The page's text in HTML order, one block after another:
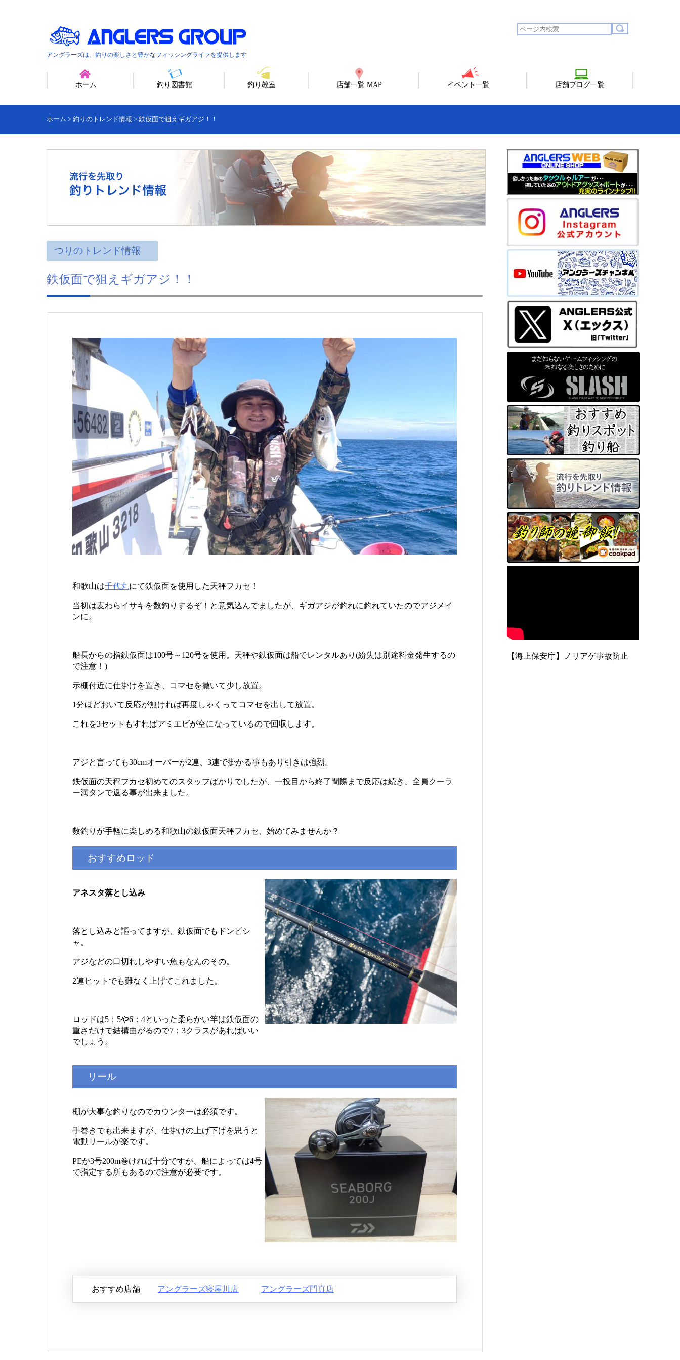
アングラーズは、釣りの楽しさと豊かなフィッシングライフを提供します
ホーム 釣り図書館 釣り教室 店舗一覧 MAP イベント一覧 店舗ブログ一覧
ホーム > 釣りのトレンド情報 > 鉄仮面で狙えギガアジ！！
つりのトレンド情報
鉄仮面で狙えギガアジ！！
和歌山は千代丸にて鉄仮面を使用した天秤フカセ！
当初は麦わらイサキを数釣りするぞ！と意気込んでましたが、ギガアジが釣れに釣れていたのでアジメイ
ンに。
船長からの指鉄仮面は100号～120号を使用。天秤や鉄仮面は船でレンタルあり(紛失は別途料金発生するの
で注意！)
示棚付近に仕掛けを置き、コマセを撒いて少し放置。
1分ほどおいて反応が無ければ再度しゃくってコマセを出して放置。
これを3セットもすればアミエビが空になっているので回収します。
アジと言っても30cmオーバーが2連、3連で掛かる事もあり引きは強烈。
鉄仮面の天秤フカセ初めてのスタッフばかりでしたが、一投目から終了間際まで反応は続き、全員クーラ
ー満タンで返る事が出来ました。
数釣りが手軽に楽しめる和歌山の鉄仮面天秤フカセ、始めてみませんか？
おすすめロッド
アネスタ落とし込み
落とし込みと謳ってますが、鉄仮面でもドンピシ
ャ。
アジなどの口切れしやすい魚もなんのその。
2連ヒットでも難なく上げてこれました。
ロッドは5：5や6：4といった柔らかい竿は鉄仮面の
重さだけで結構曲がるので7：3クラスがあればいい
でしょう。
リール
棚が大事な釣りなのでカウンターは必須です。
手巻きでも出来ますが、仕掛けの上げ下げを思うと
電動リールが楽です。
PEが3号200m巻ければ十分ですが、船によっては4号
で指定する所もあるので注意が必要です。
おすすめ店舗 アングラーズ寝屋川店 アングラーズ門真店
【海上保安庁】ノリアゲ事故防止